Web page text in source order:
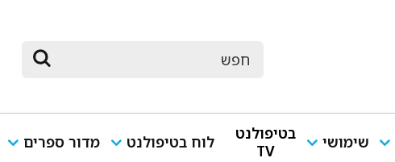
שימושי
בטיפולנט
TV
לוח בטיפולנט מדור ספרים